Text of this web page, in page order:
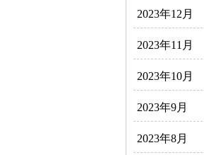
2023年12月
2023年11月
2023年10月
2023年9月
2023年8月